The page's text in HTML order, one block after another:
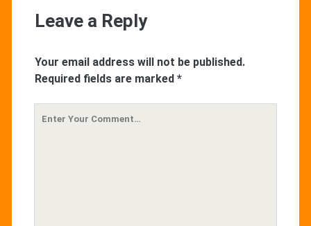
Leave a Reply
Your email address will not be published.
Required fields are marked *